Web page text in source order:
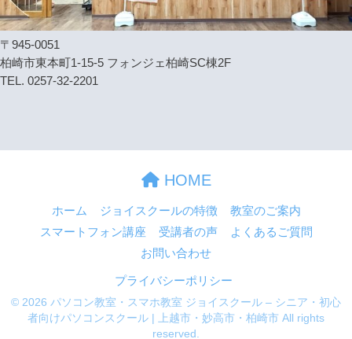
〒945-0051
柏崎市東本町1-15-5 フォンジェ柏崎SC棟2F
TEL. 0257-32-2201
HOME
ホーム ジョイスクールの特徴
教室のご案内
スマートフォン講座
受講者の声
よくあるご質問
お問い合わせ
プライバシーポリシー
© 2026 パソコン教室・スマホ教室 ジョイスクール – シニア・初心
者向けパソコンスクール | 上越市・妙高市・柏崎市 All rights
reserved.